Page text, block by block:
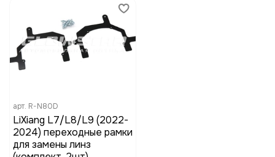
арт. R-N80D
LiXiang L7/L8/L9 (2022-
2024) переходные рамки
для замены линз